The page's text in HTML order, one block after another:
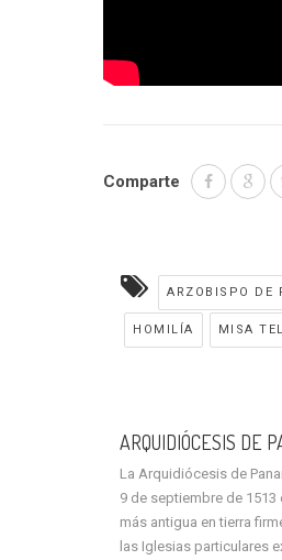
Comparte
ARZOBISPO DE
HOMILÍA MISA
ARQUIDIÓCESIS DE
La Arquidiócesis de
9 de septiembre de 1513
más antigua en tierra
las Iglesias particulares